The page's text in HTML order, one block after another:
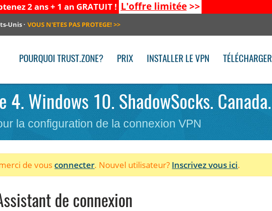
2 ans + 1 an GRATUIT ! L'offre limitée>>
Unis· VOUS N'ETES PAS PROTEGE! >>
POURQUOI TRUST.ZONE? PRIX INSTALLER LE VPN TÉLÉCHARGER
4. Windows 10. ShadowSocks. Canada.
la configuration de la connexion VPN
de vousconnecter. Nouvel utilisateur? Inscrivez vous ici.
de connexion